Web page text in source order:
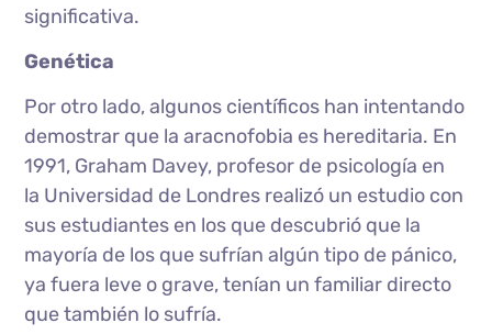
significativa.
Genética
Por otro lado, algunos científicos han intentando
demostrar que la aracnofobia es hereditaria. En
1991, Graham Davey, profesor de psicología en
la Universidad de Londres realizó un estudio con
sus estudiantes en los que descubrió que la
mayoría de los que sufrían algún tipo de pánico,
ya fuera leve o grave, tenían un familiar directo
que también lo sufría.